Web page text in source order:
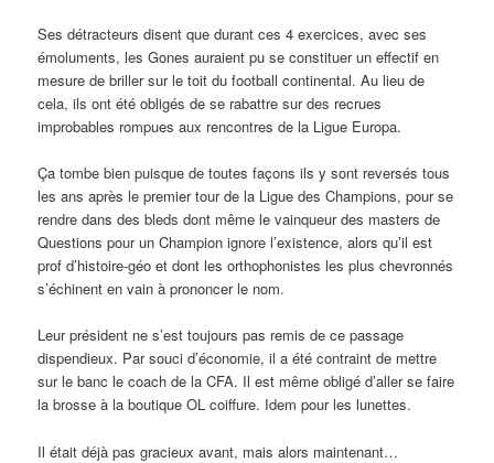
Ses détracteurs disent que durant ces 4 exercices, avec ses
émoluments, les Gones auraient pu se constituer un effectif en
mesure de briller sur le toit du football continental. Au lieu de
cela, ils ont été obligés de se rabattre sur des recrues
improbables rompues aux rencontres de la Ligue Europa.
Ça tombe bien puisque de toutes façons ils y sont reversés tous
les ans après le premier tour de la Ligue des Champions, pour se
rendre dans des bleds dont même le vainqueur des masters de
Questions pour un Champion ignore l’existence, alors qu’il est
prof d’histoire-géo et dont les orthophonistes les plus chevronnés
s’échinent en vain à prononcer le nom.
Leur président ne s’est toujours pas remis de ce passage
dispendieux. Par souci d’économie, il a été contraint de mettre
sur le banc le coach de la CFA. Il est même obligé d’aller se faire
la brosse à la boutique OL coiffure. Idem pour les lunettes.
Il était déjà pas gracieux avant, mais alors maintenant…